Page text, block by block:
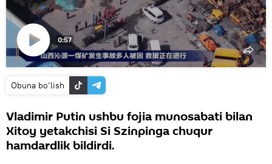
Videoni
0:57
Obuna bo‘lish
Vladimir Putin ushbu fojia munosabati bilan
Xitoy yetakchisi Si Szinpinga chuqur
hamdardlik bildirdi.